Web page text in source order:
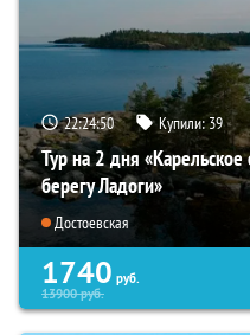
22:24:49 Купили:39
Тур на 2 дня
берегу Ладоги»
Достоевская
1740 руб.
13900руб.